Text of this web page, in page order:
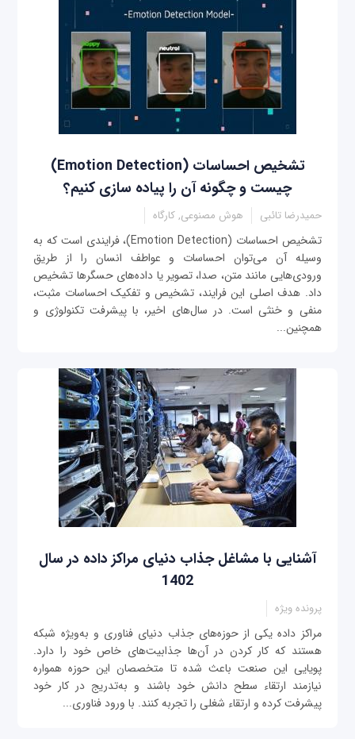
تشخیص احساسات (Emotion Detection)
چیست و چگونه آن را پیاده سازی کنیم؟
حمیدرضا تائبی هوش مصنوعی, کارگاه
تشخیص احساسات (Emotion Detection)، فرایندی است که به
وسیله آن می‌توان احساسات و عواطف انسان را از طریق
ورودی‌هایی مانند متن، صدا، تصویر یا داده‌های حسگرها تشخیص
داد. هدف اصلی این فرایند، تشخیص و تفکیک احساسات مثبت،
منفی و خنثی است. در سال‌های اخیر، با پیشرفت تکنولوژی و
همچنین...
آشنایی با مشاغل جذاب دنیای مراکز داده در سال
1402
پرونده ویژه
مراکز داده یکی از حوزه‌های جذاب دنیای فناوری و به‌ویژه شبکه
هستند که کار کردن در آن‌ها جذابیت‌های خاص خود را دارد.
پویایی این صنعت باعث شده تا متخصصان این حوزه همواره
نیازمند ارتقاء سطح دانش خود باشند و به‌تدریج در کار خود
پیشرفت کرده و ارتقاء شغلی را تجربه کنند. با ورود فناوری‌...